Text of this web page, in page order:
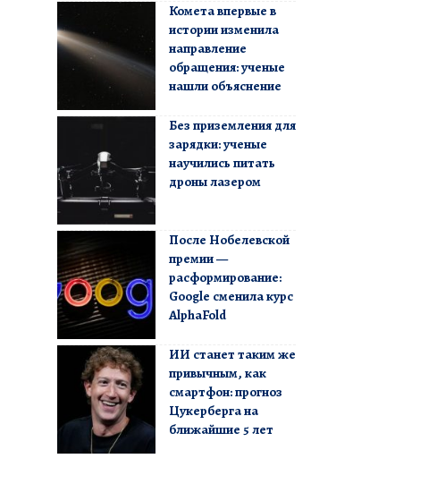
Комета впервые в
истории изменила
направление
обращения: ученые
нашли объяснение
Без приземления для
зарядки: ученые
научились питать
дроны лазером
После Нобелевской
премии —
расформирование:
Google сменила курс
AlphaFold
ИИ станет таким же
привычным, как
смартфон: прогноз
Цукерберга на
ближайшие 5 лет